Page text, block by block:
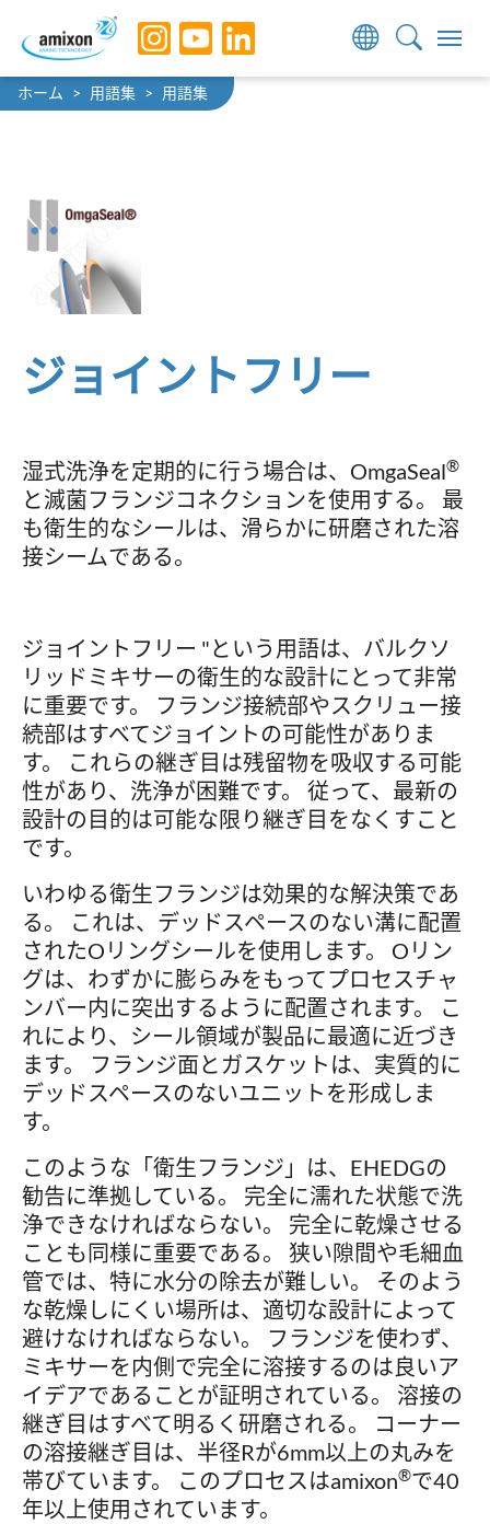
Skip to main navigation
Skip to main content
Skip to page footer
You are here:
ホーム 用語集 用語集
ジョイントフリー
湿式洗浄を定期的に行う場合は、OmgaSeal®
と滅菌フランジコネクションを使用する。 最
も衛生的なシールは、滑らかに研磨された溶
接シームである。
ジョイントフリー "という用語は、バルクソ
リッドミキサーの衛生的な設計にとって非常
に重要です。 フランジ接続部やスクリュー接
続部はすべてジョイントの可能性がありま
す。 これらの継ぎ目は残留物を吸収する可能
性があり、洗浄が困難です。 従って、最新の
設計の目的は可能な限り継ぎ目をなくすこと
です。
いわゆる衛生フランジは効果的な解決策であ
る。 これは、デッドスペースのない溝に配置
されたOリングシールを使用します。 Oリン
グは、わずかに膨らみをもってプロセスチャ
ンバー内に突出するように配置されます。 こ
れにより、シール領域が製品に最適に近づき
ます。 フランジ面とガスケットは、実質的に
デッドスペースのないユニットを形成しま
す。
このような「衛生フランジ」は、EHEDGの
勧告に準拠している。 完全に濡れた状態で洗
浄できなければならない。 完全に乾燥させる
ことも同様に重要である。 狭い隙間や毛細血
管では、特に水分の除去が難しい。 そのよう
な乾燥しにくい場所は、適切な設計によって
避けなければならない。 フランジを使わず、
ミキサーを内側で完全に溶接するのは良いア
イデアであることが証明されている。 溶接の
継ぎ目はすべて明るく研磨される。 コーナー
の溶接継ぎ目は、半径Rが6mm以上の丸みを
帯びています。 このプロセスはamixon®で40
年以上使用されています。